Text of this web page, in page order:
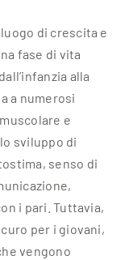
di crescita e
fase di vita
alla
a numerosi
e
sviluppo di
senso di
i pari. Tuttavia,
per i giovani,
vengono